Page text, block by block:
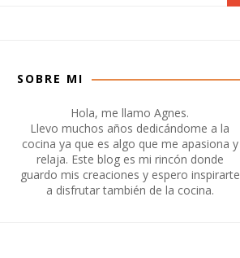
SOBRE MI
Hola, me llamo Agnes.
Llevo muchos años dedicándome a la
cocina ya que es algo que me apasiona y
relaja. Este blog es mi rincón donde
guardo mis creaciones y espero inspirarte
a disfrutar también de la cocina.